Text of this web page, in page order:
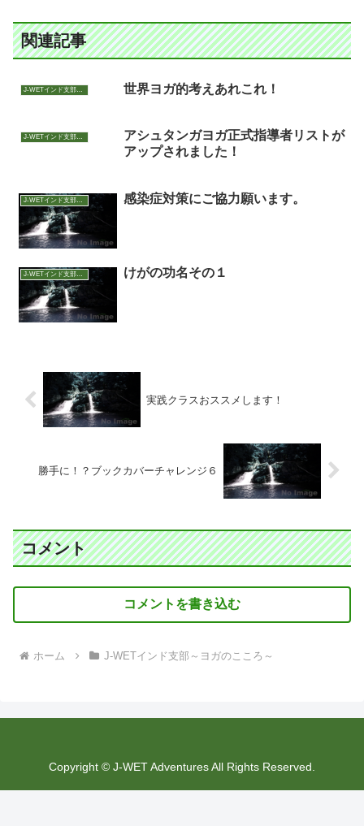
関連記事
J-WETインド支部～ヨガのこころ～ 世界ヨガ的考えあれこれ！
J-WETインド支部～ヨガのこころ～
アシュタンガヨガ正式指導者リストが
アップされました！
J-WETインド支部～ヨガのこころ～ 感染症対策にご協力願います。
J-WETインド支部～ヨガのこころ～ けがの功名その１
実践クラスおススメします！
勝手に！？ブックカバーチャレンジ６
コメント
コメントを書き込む
ホーム J-WETインド支部～ヨガのこころ～
Copyright © J-WET Adventures All Rights Reserved.